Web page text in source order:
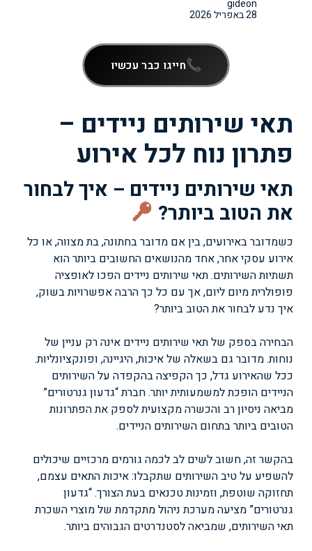
gideon
28 באפריל 2026
חייגו כבר עכשיו
תאי שירותים ניידים –
פתרון נוח לכל אירוע
תאי שירותים ניידים – איך לבחור
את הטוב ביותר?
כשמדובר באירועים, בין אם מדובר בחתונה, בת מצווה, או כל
אירוע עסקי אחר, אחד מהנושאים החשובים ביותר הוא
תשתיות השירותים. תאי שירותים ניידים הפכו לאופציה
פופולרית מיום ליום, אך עם כל כך הרבה אפשרויות בשוק,
איך נדע לבחור את הטוב ביותר?
הבחירה בספק של תאי שירותים ניידים אינה רק עניין של
נוחות. מדובר גם בשאלה של איכות, היגיינה, ופונקציונליות.
ככל שהאירוע גדל, כך הקפיצה בהקפדה על השירותים
הניידים הופכת למשמעותית יותר. חברת “גדעון גנרטורים”
מביאה ניסיון רב והכשרה מקצועית לספק את הפתרונות
הטובים ביותר בתחום השירותים הניידים.
בהקשר זה, חשוב לשים לב לכמה גורמים מרכזיים שיכולים
להשפיע על טיב השירותים שתקבלו: איכות התאים עצמם,
תחזוקה שוטפת, וזמינות טכנאים בעת הצורך. “גדעון
גנרטורים” מציעה מערכת ניהול מתקדמת של מוצרי השכרת
תאי השירותים, שמביאה לסטנדרטים הגבוהים ביותר.